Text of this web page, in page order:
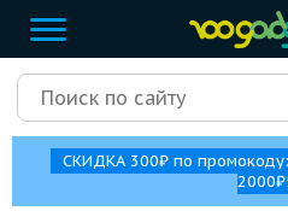
СКИДКА 300₽ по промокоду:
2000₽!